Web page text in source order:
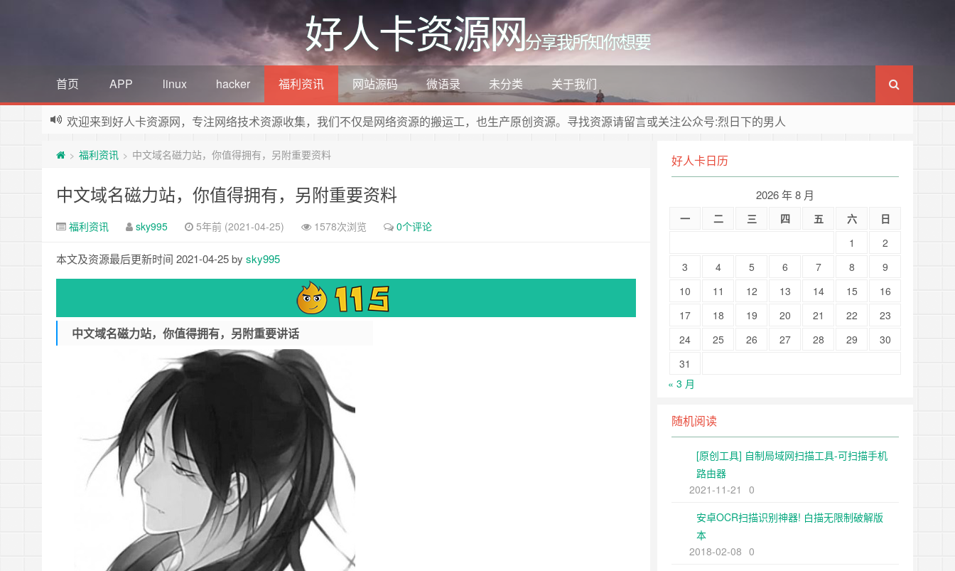
好人卡资源网分享我所知你想要
首页 APP linux hacker 福利资讯 网站源码 微语录 未分类 关于我们
欢迎来到好人卡资源网，专注网络技术资源收集，我们不仅是网络资源的搬运工，也生产原创资源。寻找资源请留言或关注公众号:烈日下的男人
> 福利资讯 > 中文域名磁力站，你值得拥有，另附重要资料
中文域名磁力站，你值得拥有，另附重要资料
福利资讯 sky995 5年前 (2021-04-25) 1578次浏览 0个评论
本文及资源最后更新时间 2021-04-25 by sky995
中文域名磁力站，你值得拥有，另附重要讲话
好人卡日历
2026 年 8 月
一 二 三 四 五 六
日
1
2
3
4 5 6 7 8
9
10
11 12 13 14 15
16
17
18 19 20 21 22
23
24
25 26 27 28 29
30
31
« 3 月
随机阅读
[原创工具] 自制局域网扫描工具-可扫描手机
路由器
2021-11-21
0
安卓OCR扫描识别神器! 白描无限制破解版
本
2018-02-08 0